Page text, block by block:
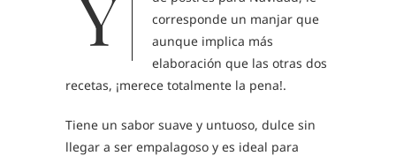
corresponde un manjar que
aunque implica más
elaboración que las otras dos
recetas, ¡merece totalmente la pena!.
Tiene un sabor suave y untuoso, dulce sin
llegar a ser empalagoso y es ideal para